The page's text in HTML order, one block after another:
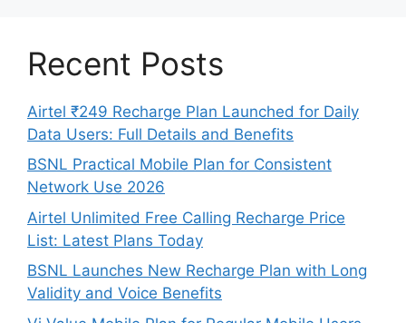
Recent Posts
Airtel ₹249 Recharge Plan Launched for Daily
Data Users: Full Details and Benefits
BSNL Practical Mobile Plan for Consistent
Network Use 2026
Airtel Unlimited Free Calling Recharge Price
List: Latest Plans Today
BSNL Launches New Recharge Plan with Long
Validity and Voice Benefits